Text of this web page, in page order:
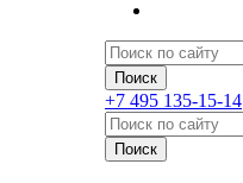
+7 495 135-15-14